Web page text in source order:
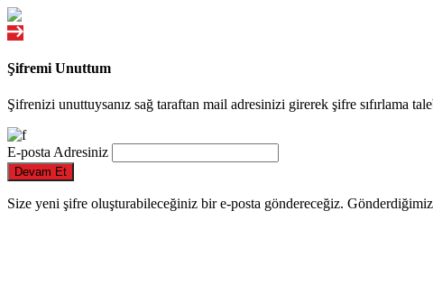
Şifremi Unuttum
Şifrenizi unuttuysanız sağ taraftan mail adresinizi girerek şifre sıfırlama
E-posta Adresiniz
Devam Et
Size yeni şifre oluşturabileceğiniz bir e-posta göndereceğiz.